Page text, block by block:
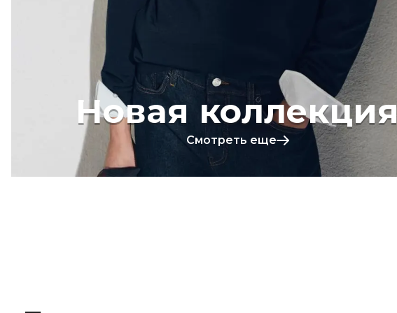
Новая коллекция
Смотреть еще